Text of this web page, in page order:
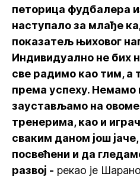
петорица фудбалера
наступало за млађе
показатељ њиховог
Индивидуално не бих
све радимо као тим, а
према успеху. Немамо
заустављамо на
тренерима, као и
сваким даном још
посвећени и да
развој - рекао је